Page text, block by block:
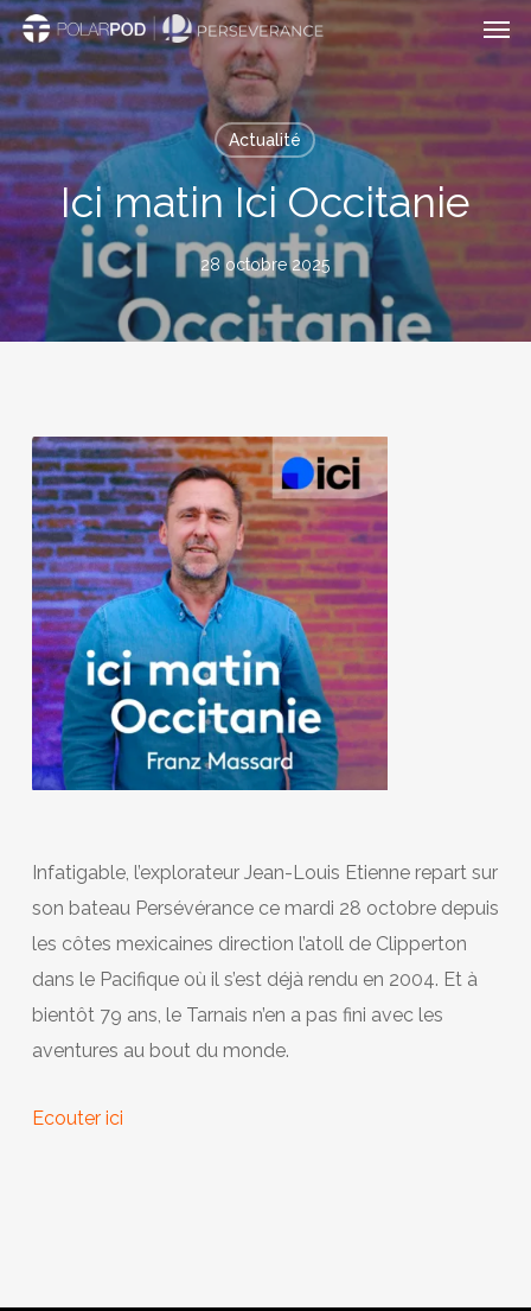
Passer
au
contenu
principal
Actualité
Ici matin Ici Occitanie
28 octobre 2025
Infatigable, l’explorateur Jean-Louis Etienne repart sur
son bateau Persévérance ce mardi 28 octobre depuis
les côtes mexicaines direction l’atoll de Clipperton
dans le Pacifique où il s’est déjà rendu en 2004. Et à
bientôt 79 ans, le Tarnais n’en a pas fini avec les
aventures au bout du monde.
Ecouter ici